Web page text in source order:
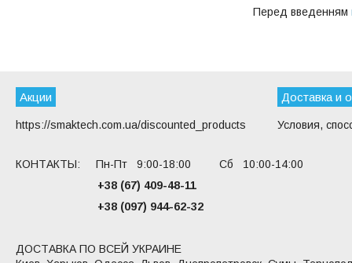
Перед введенням
Акции
https://smaktech.com.ua/discounted_products
Доставка и
Условия,
КОНТАКТЫ: Пн-Пт 9:00-18:00 Сб 10:00-14:00
+38 (67) 409-48-11
+38 (097) 944-62-32
ДОСТАВКА ПО ВСЕЙ УКРАИНЕ